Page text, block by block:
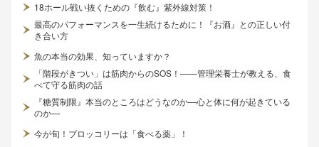
18ホール戦い抜くための『飲む』紫外線対策！
最高のパフォーマンスを一生続けるために！『お酒』との正しい付
き合い方
魚の本当の効果、知っていますか？
「階段がきつい」は筋肉からのSOS！——管理栄養士が教える、食
べて守る筋肉の話
『糖質制限』本当のところはどうなのか—心と体に何が起きている
のか—
今が旬！ブロッコリーは「食べる薬」！